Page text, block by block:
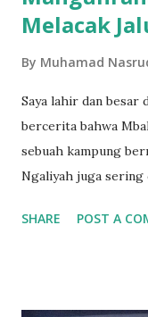
Melacak
By Muhamad
Saya lahir dan besar
bercerita bahwa
sebuah kampung
Ngaliyah juga sering
2001 saya sekolah
SHARE POST A